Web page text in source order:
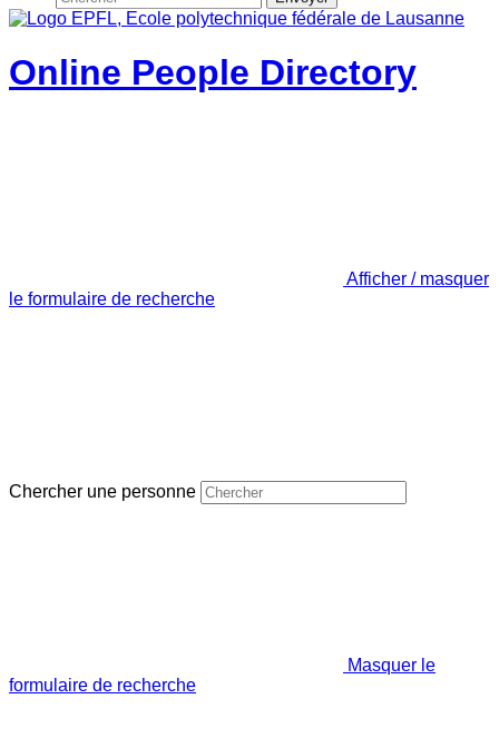
Online People Directory
Afficher / masquer
le formulaire de recherche
Chercher une personne
Masquer le
formulaire de recherche